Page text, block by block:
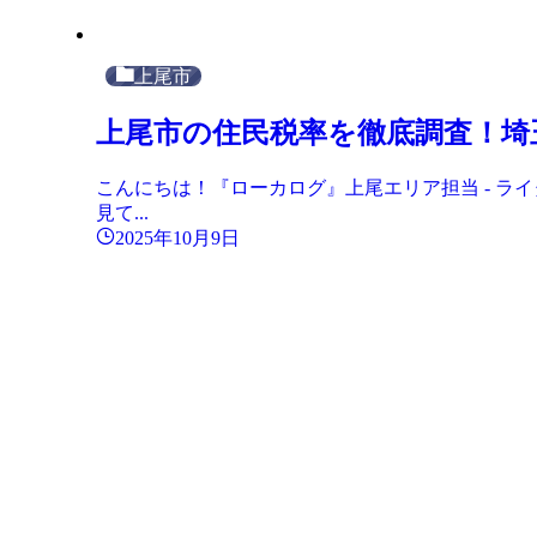
上尾市
上尾市の住民税率を徹底調査！
こんにちは！『ローカログ』上尾エリア担当 - ラ
見て...
2025年10月9日